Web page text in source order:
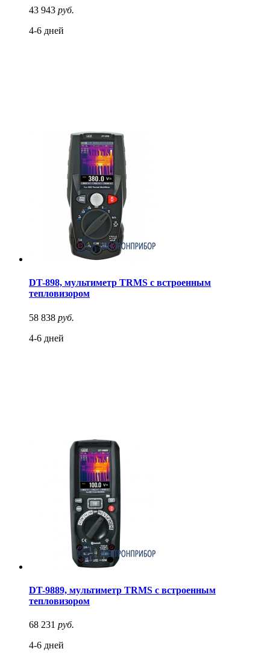
43 943 руб.
4-6 дней
DT-898, мультиметр TRMS с встроенным
тепловизором
58 838 руб.
4-6 дней
DT-9889, мультиметр TRMS с встроенным
тепловизором
68 231 руб.
4-6 дней